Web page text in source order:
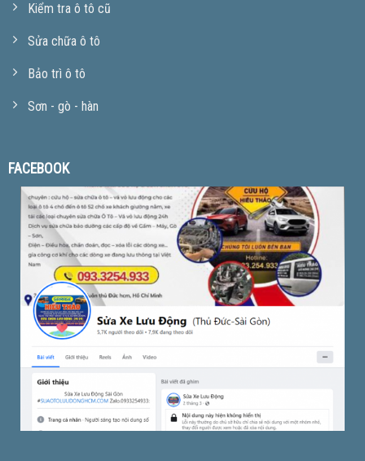
Kiểm tra ô tô cũ
Sửa chữa ô tô
Bảo trì ô tô
Sơn - gò - hàn
FACEBOOK